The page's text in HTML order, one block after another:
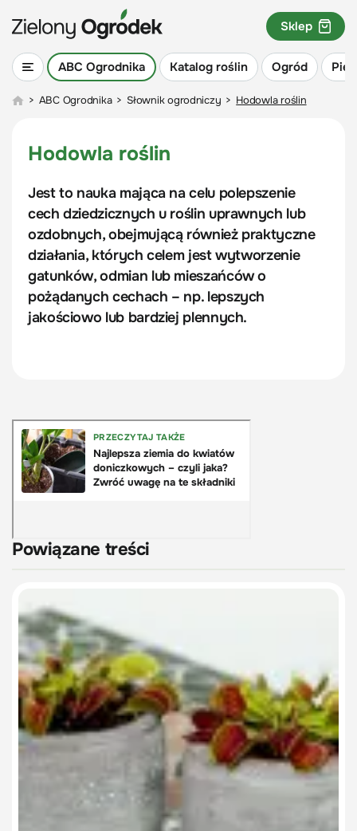
ABC Ogrodnika Katalog roślin Ogród
Sklep
> ABC Ogrodnika > Słownik ogrodniczy > Hodowla roślin
Hodowla roślin
Jest to nauka mająca na celu polepszenie
cech dziedzicznych u roślin uprawnych lub
ozdobnych, obejmującą również praktyczne
działania, których celem jest wytworzenie
gatunków, odmian lub mieszańców o
pożądanych cechach – np. lepszych
jakościowo lub bardziej plennych.
Powiązane treści